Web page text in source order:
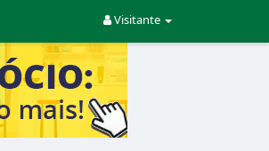
Visitante